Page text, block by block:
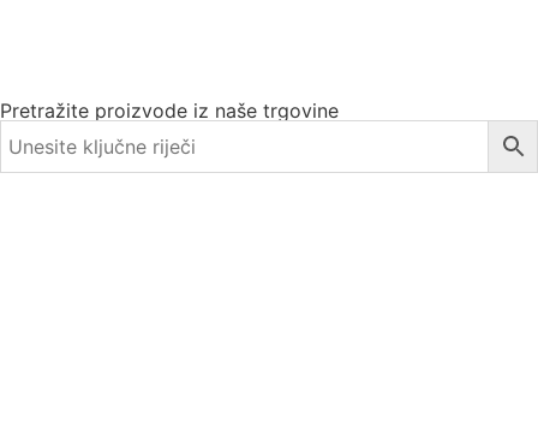
Pretražite proizvode iz naše trgovine